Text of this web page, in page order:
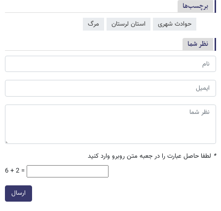
برچسب‌ها
حوادث شهری استان لرستان مرگ
نظر شما
* لطفا حاصل عبارت را در جعبه متن روبرو وارد کنید
6 + 2 =
ارسال